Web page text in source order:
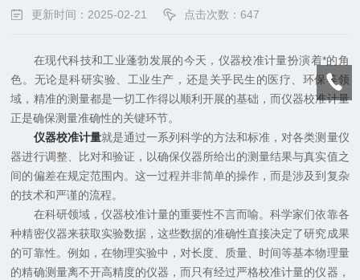
更新时间：2025-02-21 点击次数：647
在现代科技和工业蓬勃发展的今天，仪器校准计量扮演着*的角
色。无论是科研实验、工业生产，还是关乎民生的医疗、环保等领
域，精准的测量都是一切工作得以顺利开展的基础，而仪器校准计量
正是确保测量准确性的关键环节。
仪器校准计量就是通过一系列科学的方法和标准，对各类测量仪
器进行调整、比对和验证，以确保仪器所给出的测量结果与真实值之
间的偏差在规定范围内。这一过程并非简单的操作，而是涉及到复杂
的技术和严谨的流程。
在科研领域，仪器校准计量的重要性不言而喻。科学家们依靠各
种精密仪器来获取实验数据，这些数据的准确性直接决定了研究成果
的可靠性。例如，在物理实验中，对长度、质量、时间等基本物理量
的精确测量离不开高精度的仪器，而只有经过严格校准计量的仪器，